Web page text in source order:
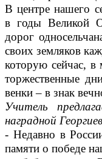
В центре нашего
в годы Великой
дорог
своих земляков
которую сейчас,
торжественные
венки – в знак
Учитель
наградной
- Недавно в
памяти о победе